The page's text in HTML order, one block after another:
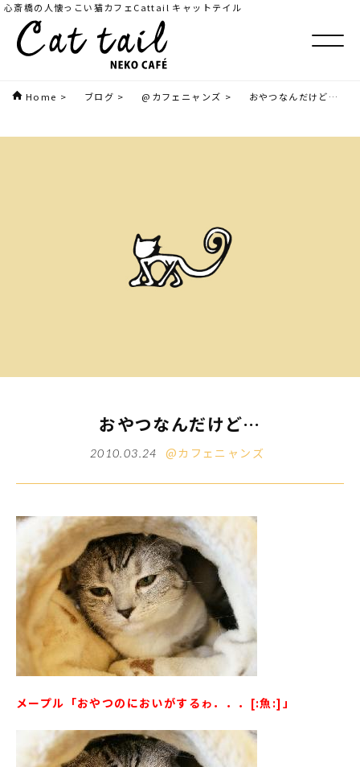
心斎橋の人懐っこい猫カフェCattail キャットテイル
Home > ブログ > @カフェニャンズ > おやつなんだけど…
おやつなんだけど…
2010.03.24 @カフェニャンズ
メープル「おやつのにおいがするゎ．．．[:魚:]」